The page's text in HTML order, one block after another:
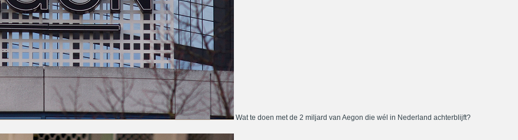
Wat te doen met de 2 miljard van Aegon die wél in Nederland achterblijft?